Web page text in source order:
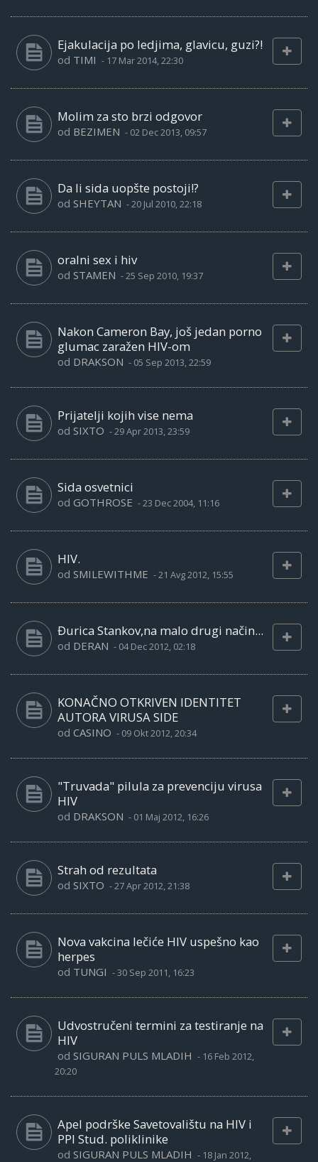
Ejakulacija po ledjima, glavicu, guzi?!
od TIMI - 17 Mar 2014, 22:30
Molim za sto brzi odgovor
od BEZIMEN - 02 Dec 2013, 09:57
Da li sida uopšte postoji!?
od SHEYTAN -20 Jul 2010, 22:18
oralni sex i hiv
od STAMEN -25 Sep 2010, 19:37
Nakon Cameron Bay, još jedan porno
glumac zaražen HIV-om
od DRAKSON - 05 Sep 2013, 22:59
Prijatelji kojih vise nema
od SIXTO -29 Apr 2013, 23:59
Sida osvetnici
od GOTHROSE -23 Dec 2004, 11:16
HIV.
od SMILEWITHME -21 Avg 2012, 15:55
Đurica Stankov,na malo drugi način...
od DERAN - 04 Dec 2012, 02:18
KONAČNO OTKRIVEN IDENTITET
AUTORA VIRUSA SIDE
od CASINO - 09 Okt 2012, 20:34
"Truvada" pilula za prevenciju virusa
HIV
od DRAKSON - 01 Maj 2012, 16:26
Strah od rezultata
od SIXTO -27 Apr 2012, 21:38
Nova vakcina lečiće HIV uspešno kao
herpes
od TUNGI -30 Sep 2011, 16:23
Udvostručeni termini za testiranje na
HIV
od SIGURAN PULS MLADIH - 16 Feb 2012,
20:20
Apel podrške Savetovalištu na HIV i
PPI Stud. poliklinike
od SIGURAN PULS MLADIH - 18 Jan 2012,